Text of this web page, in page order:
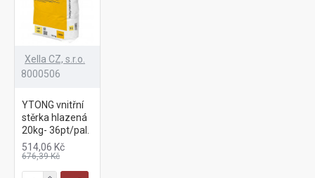
Xella CZ, s.r.o.
8000506
YTONG vnitřní
stěrka hlazená
20kg- 36pt/pal.
514,06 Kč
676,39 Kč